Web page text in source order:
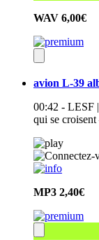
WAV 6,00€
avion L-39
00:42 - LESF
qui se
MP3 2,40€